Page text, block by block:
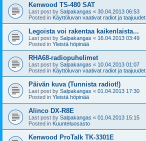
Kenwood TS-480 SAT
Last post by Salpakangas « 30.04.2013 06:53
Posted in Käyttöluvan vaativat radiot ja taajuudet
Legoista voi rakentaa kaikenlaista...
Last post by Salpakangas « 16.04.2013 03:49
Posted in Yleistä höpinää
RHA68-radiopuhelimet
Last post by Salpakangas « 10.04.2013 01:07
Posted in Käyttöluvan vaativat radiot ja taajuudet
Päivän kuva (Tunnista radiot!)
Last post by Salpakangas « 01.04.2013 17:30
Posted in Yleistä höpinää
Alinco DX-R8E
Last post by Salpakangas « 01.04.2013 15:15
Posted in Kuunteluosasto
Kenwood ProTalk TK-3301E